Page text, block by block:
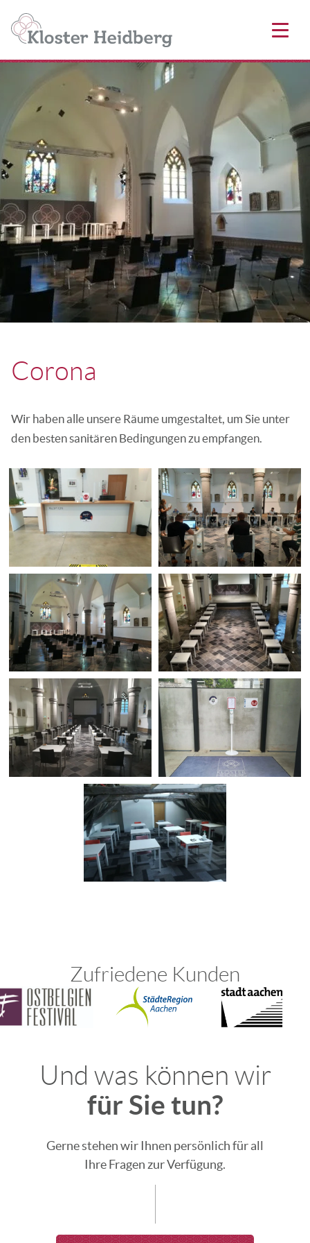
Corona
Wir haben alle unsere Räume umgestaltet, um Sie unter
den besten sanitären Bedingungen zu empfangen.
Zufriedene Kunden
Und was können wir
für Sie tun?
Gerne stehen wir Ihnen persönlich für all
Ihre Fragen zur Verfügung.